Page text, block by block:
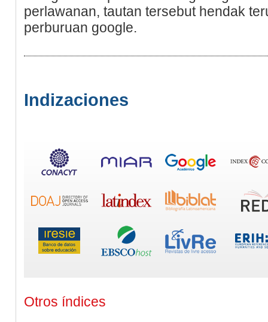
perlawanan, tautan tersebut hendak
рerburuan google.
Indizaciones
Otros índices